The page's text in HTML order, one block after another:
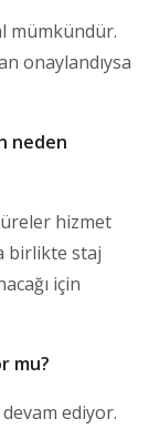
mümkündür.
onaylandıysa
neden
hizmet
birlikte staj
için
mu?
devam ediyor.